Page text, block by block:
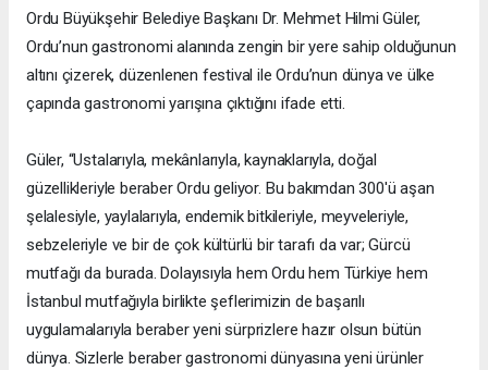
Ordu Büyükşehir Belediye Başkanı Dr. Mehmet Hilmi Güler,
Ordu’nun gastronomi alanında zengin bir yere sahip olduğunun
altını çizerek, düzenlenen festival ile Ordu’nun dünya ve ülke
çapında gastronomi yarışına çıktığını ifade etti.
Güler, “Ustalarıyla, mekânlarıyla, kaynaklarıyla, doğal
güzellikleriyle beraber Ordu geliyor. Bu bakımdan 300'ü aşan
şelalesiyle, yaylalarıyla, endemik bitkileriyle, meyveleriyle,
sebzeleriyle ve bir de çok kültürlü bir tarafı da var; Gürcü
mutfağı da burada. Dolayısıyla hem Ordu hem Türkiye hem
İstanbul mutfağıyla birlikte şeflerimizin de başarılı
uygulamalarıyla beraber yeni sürprizlere hazır olsun bütün
dünya. Sizlerle beraber gastronomi dünyasına yeni ürünler